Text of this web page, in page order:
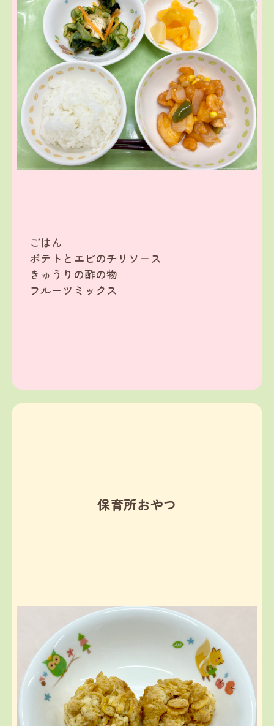
ごはん
ポテトとエビのチリソース
きゅうりの酢の物
フルーツミックス
保育所おやつ